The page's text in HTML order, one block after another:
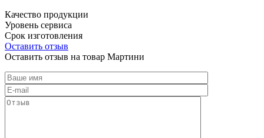
Качество продукции
Уровень сервиса
Срок изготовления
Оставить отзыв
Оставить отзыв на товар Мартини